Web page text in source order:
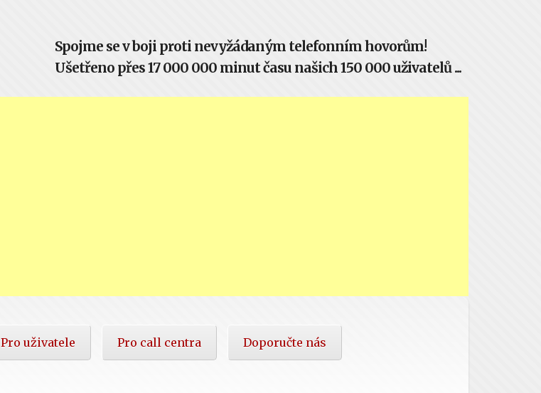
Spojme se v boji proti nevyžádaným telefonním hovorům!
Ušetřeno přes 17 000 000 minut času našich 150 000 uživatelů ...
Pro uživatele Pro call centra Doporučte nás